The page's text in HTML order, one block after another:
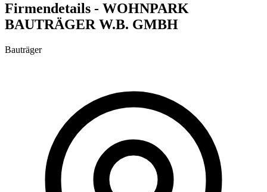
Firmendetails - WOHNPARK
BAUTRÄGER W.B. GMBH
Bauträger